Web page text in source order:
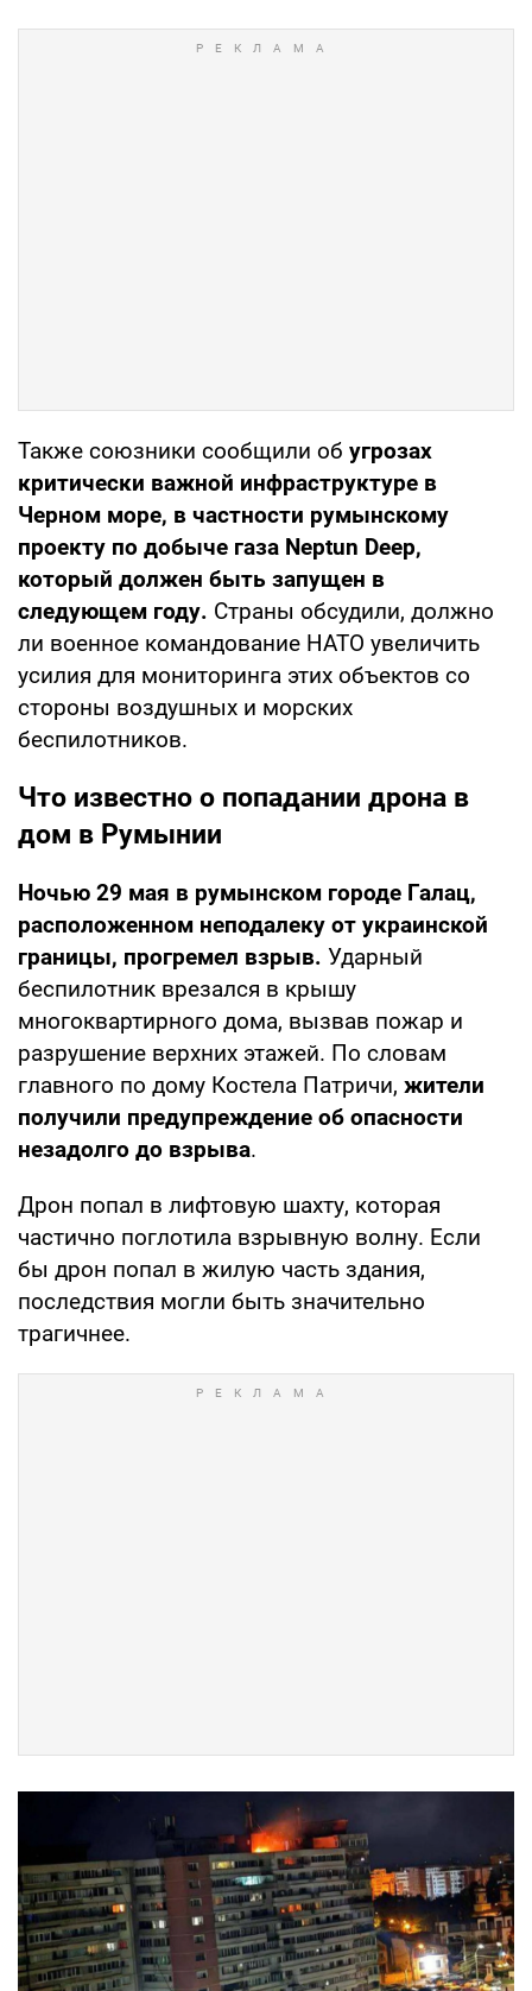
Также союзники сообщили об угрозах
критически важной инфраструктуре в
Черном море, в частности румынскому
проекту по добыче газа Neptun Deep,
который должен быть запущен в
следующем году. Страны обсудили, должно
ли военное командование НАТО увеличить
усилия для мониторинга этих объектов со
стороны воздушных и морских
беспилотников.
Что известно о попадании дрона в
дом в Румынии
Ночью 29 мая в румынском городе Галац,
расположенном неподалеку от украинской
границы, прогремел взрыв. Ударный
беспилотник врезался в крышу
многоквартирного дома, вызвав пожар и
разрушение верхних этажей. По словам
главного по дому Костела Патричи, жители
получили предупреждение об опасности
незадолго до взрыва.
Дрон попал в лифтовую шахту, которая
частично поглотила взрывную волну. Если
бы дрон попал в жилую часть здания,
последствия могли быть значительно
трагичнее.